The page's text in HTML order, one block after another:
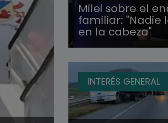
Milei sobre el
familiar: "Nadie
en la cabeza"
INTERÉS GENERAL